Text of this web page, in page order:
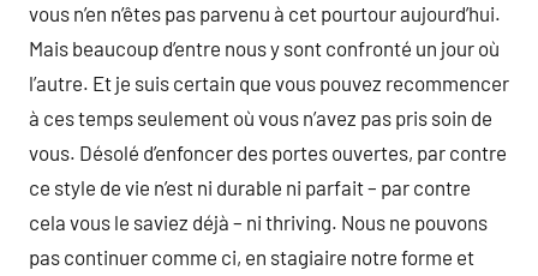
vous n’en n’êtes pas parvenu à cet pourtour aujourd’hui.
Mais beaucoup d’entre nous y sont confronté un jour où
l’autre. Et je suis certain que vous pouvez recommencer
à ces temps seulement où vous n’avez pas pris soin de
vous. Désolé d’enfoncer des portes ouvertes, par contre
ce style de vie n’est ni durable ni parfait – par contre
cela vous le saviez déjà – ni thriving. Nous ne pouvons
pas continuer comme ci, en stagiaire notre forme et